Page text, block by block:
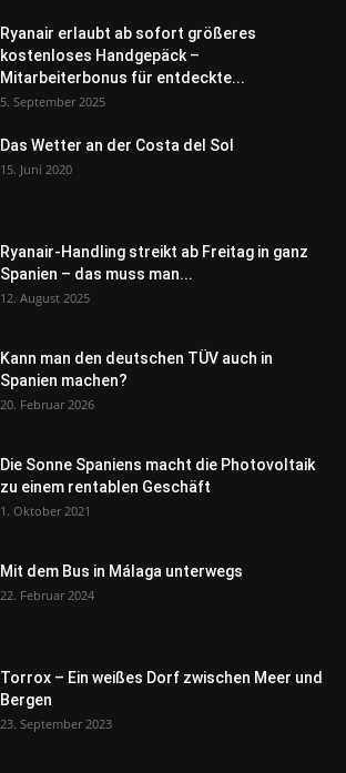
Ryanair erlaubt ab sofort größeres
kostenloses Handgepäck –
Mitarbeiterbonus für entdeckte...
5. September 2025
Das Wetter an der Costa del Sol
15. Juni 2020
Ryanair-Handling streikt ab Freitag in ganz
Spanien – das muss man...
12. August 2025
Kann man den deutschen TÜV auch in
Spanien machen?
20. Februar 2026
Die Sonne Spaniens macht die Photovoltaik
zu einem rentablen Geschäft
1. Oktober 2021
Mit dem Bus in Málaga unterwegs
22. Februar 2024
Torrox – Ein weißes Dorf zwischen Meer und
Bergen
23. September 2023